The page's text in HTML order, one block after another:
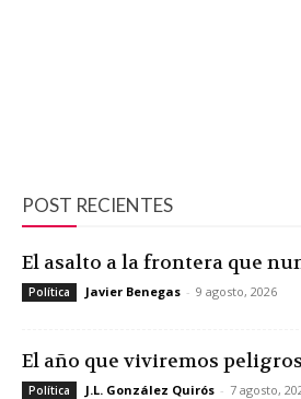
POST RECIENTES
El asalto a la frontera que
Política Javier Benegas - 9 agosto, 2026
El año que viviremos
Política J.L. González Quirós - 7 agosto,